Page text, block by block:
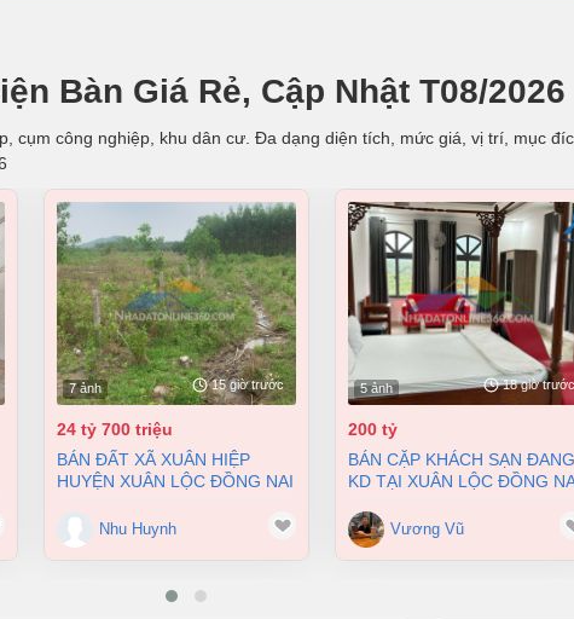
Bàn Giá Rẻ, Cập Nhật T08/2026
cụm công nghiệp, khu dân cư. Đa dạng diện tích, mức giá, vị trí, mục
7 ảnh 15 giờ trước
24 tỷ 700 triệu
BÁN ĐẤT XÃ XUÂN HIỆP
HUYỆN XUÂN LỘC ĐỒNG NAI
24,7 TỶNhu Huynh
5 ảnh 18 giờ trước
200 tỷ
BÁN CẶP KHÁCH SẠN ĐANG
KD TẠI XUÂN LỘC ĐỒNG
Vương Vũ